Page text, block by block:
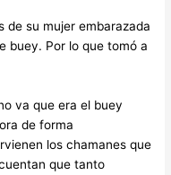
de su mujer embarazada
buey. Por lo que tomó a
va que era el buey
de forma
los chamanes que
que tanto